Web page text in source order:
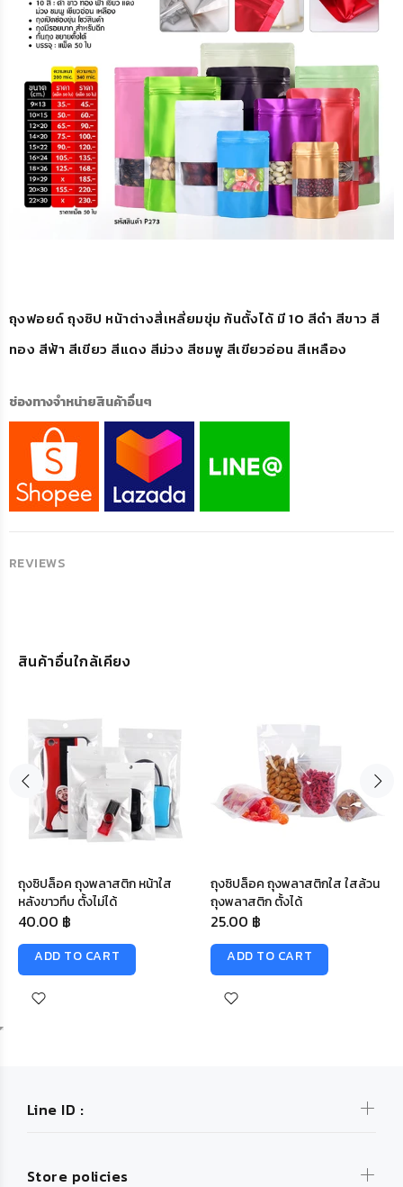
ถุงฟอยด์ ถุงซิป หน้าต่างสี่เหลี่ยมขุ่ม ก้นตั้งได้ มี 10 สีดำ สีขาว สี
ทอง สีฟ้า สีเขียว สีแดง สีม่วง สีชมพู สีเขียวอ่อน สีเหลือง
ช่องทางจำหน่ายสินค้าอื่นๆ
REVIEWS
สินค้าอื่นใกล้เคียง
ถุงซิปล็อค ถุงพลาสติก หน้าใส
หลังขาวทึบ ตั้งไม่ได้
40.00 ฿
ADD TO CART
ถุงซิปล็อค ถุงพลาสติกใส ใสล้วน
ถุงพลาสติก ตั้งได้
25.00 ฿
ADD TO CART
Line ID :
Store policies